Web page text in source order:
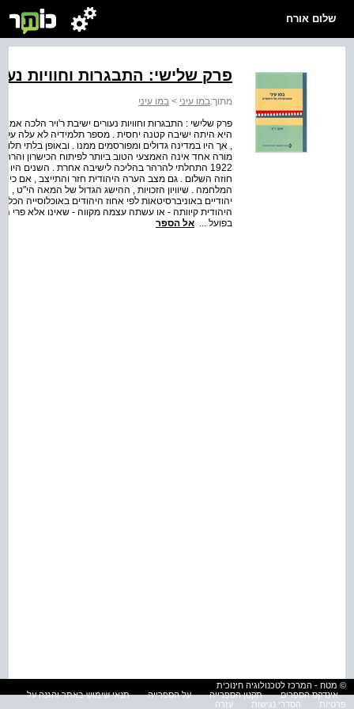
שלום אורח
פרק שלישי: התבגרות וחוויות
מתוך:במו עיני > במו עיני
פרק שלישי : התבגרות וחוויות נעורים ישיבת ר'ויר
היא היתה ישיבה קטנה יחסית . מספר תלמידיה לא עלה
, אך היו במדינה גדולים ומפורסמים ממנו . ובאופן בלתי
מורה אחד אינה האמצעי הטוב ביותר לפיתוח הכישרון
1922 התחלתי להרהר בהליכה לישיבה אחרת . השנים
חוזה השלום . גם מצב הערה היהודית חזר והתייצב , אם כי
המלחמה . שיוויון הזכויות , ההישג הגדול של המאה הי"ט ,
יהודיים באוניברסיטאות לפי אחוז היהודים באוכלוסייה
היהודית קיוותה - או עשתה עצמה מקווה - שאינו אלא
בפועל ... אל הספר
© מטח - המרכז לטכנולוגיה חינוכית
אינדקס הספרים
תקנון הספרייה על הספרייה
תנאי שימוש באתר והגנה על
פרטיות
הסדרי נגישות עזרה